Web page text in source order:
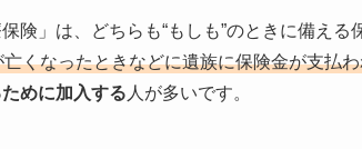
険」は、どちらも“もしも”のときに備える
亡くなったときなどに遺族に保険金が支払
めに加入する人が多いです。